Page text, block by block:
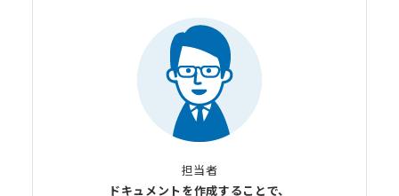
担当者
ドキュメントを作成することで、